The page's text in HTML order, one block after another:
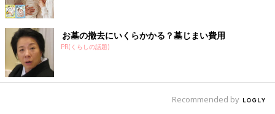
出典：Instagramアカウント「riri____0701」
イズは80～90cmで各330円なんだとか。デザインやカラーがと
お墓の撤去にいくらかかる？墓じまい費用
PR(くらしの話題)
Recommended by